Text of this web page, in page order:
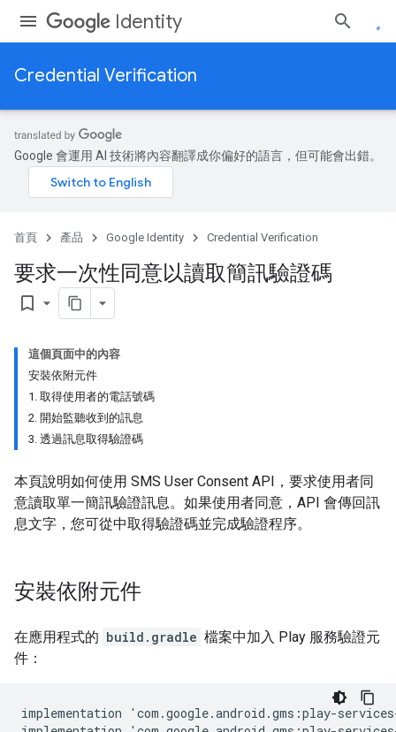
Identity
Credential Verification
Google 會運用 AI 技術將內容翻譯成你偏好的語言，但可能會出錯。
首頁 產品 Google Identity Credential Verification
要求一次性同意以讀取簡訊驗證碼
bookmark_border
這個頁面中的內容
安裝依附元件
1. 取得使用者的電話號碼
2. 開始監聽收到的訊息
3. 透過訊息取得驗證碼
本頁說明如何使用 SMS User Consent API，要求使用者同
意讀取單一簡訊驗證訊息。如果使用者同意，API 會傳回訊
息文字，您可從中取得驗證碼並完成驗證程序。
安裝依附元件
在應用程式的 build.gradle 檔案中加入 Play 服務驗證元
件：
implementation ' com .google.android .gms :play-services